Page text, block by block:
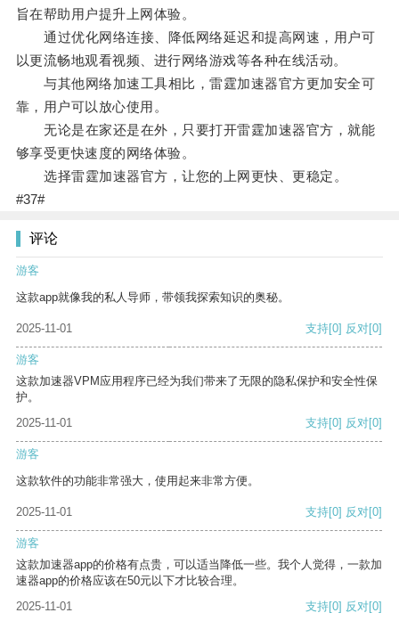
旨在帮助用户提升上网体验。
通过优化网络连接、降低网络延迟和提高网速，用户可
以更流畅地观看视频、进行网络游戏等各种在线活动。
与其他网络加速工具相比，雷霆加速器官方更加安全可
靠，用户可以放心使用。
无论是在家还是在外，只要打开雷霆加速器官方，就能
够享受更快速度的网络体验。
选择雷霆加速器官方，让您的上网更快、更稳定。
#37#
评论
游客
这款app就像我的私人导师，带领我探索知识的奥秘。
2025-11-01 支持[0] 反对[0]
游客
这款加速器VPM应用程序已经为我们带来了无限的隐私保护和安全性保
护。
2025-11-01
支持[0] 反对[0]
游客
这款软件的功能非常强大，使用起来非常方便。
2025-11-01 支持[0] 反对[0]
游客
这款加速器app的价格有点贵，可以适当降低一些。我个人觉得，一款加
速器app的价格应该在50元以下才比较合理。
2025-11-01
支持[0] 反对[0]